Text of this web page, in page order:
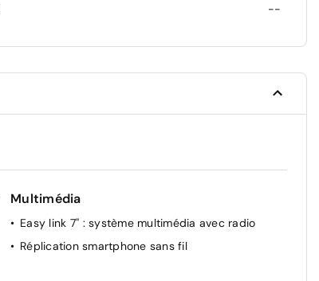
--
Multimédia
Easy link 7'' : système multimédia avec radio
Réplication smartphone sans fil